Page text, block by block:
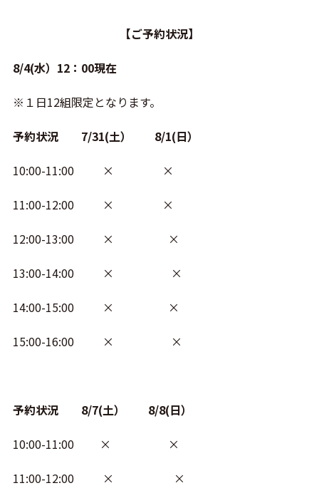
【ご予約状況】
8/4(水）12：00現在
※１日12組限定となります。
予約状況 7/31(土） 8/1(日）
10:00-11:00 × ×
11:00-12:00 × ×
12:00-13:00 × ×
13:00-14:00 × ×
14:00-15:00 × ×
15:00-16:00 × ×
予約状況 8/7(土） 8/8(日）
10:00-11:00 × ×
11:00-12:00 × ×